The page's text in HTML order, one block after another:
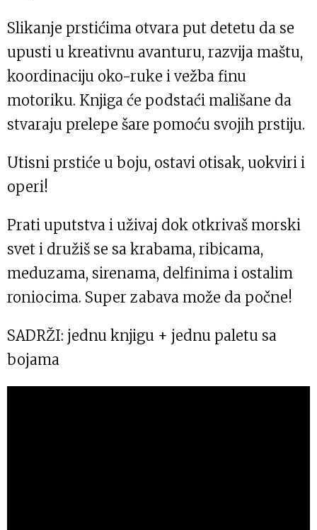
Slikanje prstićima otvara put detetu da se
upusti u kreativnu avanturu, razvija maštu,
koordinaciju oko-ruke i vežba finu
motoriku. Knjiga će podstaći mališane da
stvaraju prelepe šare pomoću svojih prstiju.
Utisni prstiće u boju, ostavi otisak, uokviri i
operi!
Prati uputstva i uživaj dok otkrivaš morski
svet i družiš se sa krabama, ribicama,
meduzama, sirenama, delfinima i ostalim
roniocima. Super zabava može da počne!
SADRŽI: jednu knjigu + jednu paletu sa
bojama